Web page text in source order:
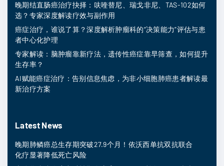
晚期结直肠癌治疗抉择：呋喹替尼、瑞戈非尼、TAS-102如何
选？专家深度解读疗效与副作用
癌症治疗，谁说了算？深度解析肿瘤科的“决策能力”评估与患
者中心化护理
专家解读：脑肿瘤靠新疗法，遗传性癌症靠早筛查，如何提升
生存率？
AI赋能癌症治疗：告别信息焦虑，为非小细胞肺癌患者解读最
新治疗方案
Latest News
晚期肺鳞癌总生存期突破27.9个月！依沃西单抗双抗联合
化疗显著降低死亡风险